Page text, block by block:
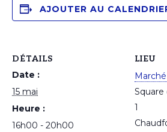
AJOUTER AU
DÉTAILS
Date :
15 mai
Heure :
16h00 - 20h00
LIEU
Square
1